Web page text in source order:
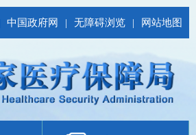
中国政府网 | 无障碍浏览 | 网站地图